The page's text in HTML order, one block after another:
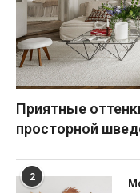
Приятные
просторной
2